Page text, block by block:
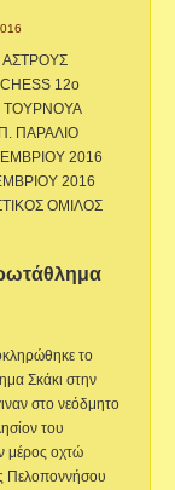
ΑΣΤΡΟΥΣ
12ο
ΤΟΥΡΝΟΥΑ
ΠΑΡΑΛΙΟ
2016
2016
ΟΜΙΛΟΣ
το
Σκάκι στην
στο νεόδμητο
του
μέρος οχτώ
Πελοποννήσου